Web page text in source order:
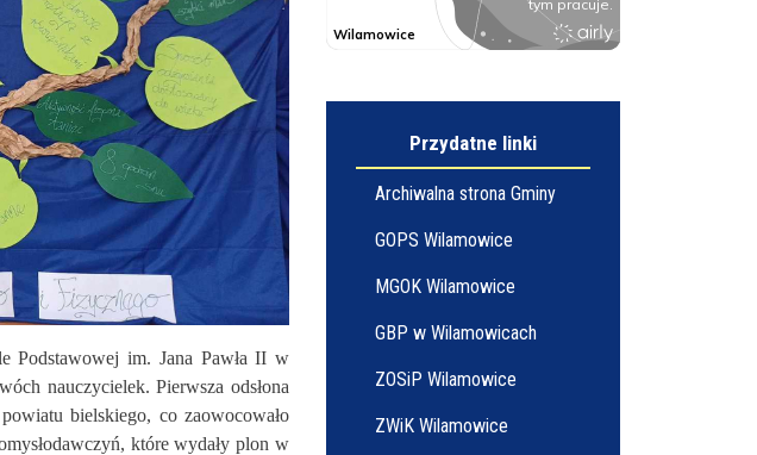
Podstawowej im. Jana Pawła II w
nauczycielek. Pierwsza odsłona
bielskiego, co zaowocowało
które wydały plon w
Przydatne linki
Archiwalna strona Gminy
GOPS Wilamowice
MGOK Wilamowice
GBP w Wilamowicach
ZOSiP Wilamowice
ZWiK Wilamowice